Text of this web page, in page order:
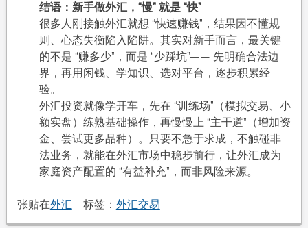
结语：新手做外汇，“慢” 就是 “快”​
很多人刚接触外汇就想 “快速赚钱”，结果因不懂规
则、心态失衡陷入陷阱。其实对新手而言，最关键
的不是 “赚多少”，而是 “少踩坑”—— 先明确合法边
界，再用闲钱、学知识、选对平台，逐步积累经
验。​
外汇投资就像学开车，先在 “训练场”（模拟交易、小
额实盘）练熟基础操作，再慢慢上 “主干道”（增加资
金、尝试更多品种）。只要不急于求成，不触碰非
法业务，就能在外汇市场中稳步前行，让外汇成为
家庭资产配置的 “有益补充”，而非风险来源。
张贴在外汇 标签： 外汇交易